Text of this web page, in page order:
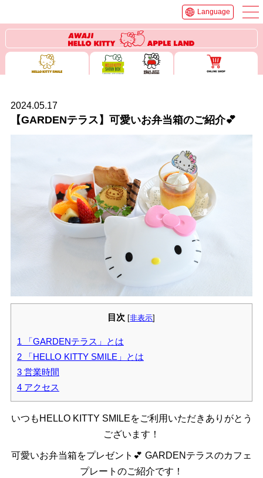
Language
2024.05.17
【GARDENテラス】可愛いお弁当箱のご紹介💕
目次 [非表示]
1 「GARDENテラス」とは
2「HELLO KITTY SMILE」とは
3営業時間
4アクセス
いつもHELLO KITTY SMILEをご利用いただきありがとう
ございます！
可愛いお弁当箱をプレゼント💕 GARDENテラスのカフェ
プレートのご紹介です！